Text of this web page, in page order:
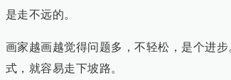
是走不远的。
画家越画越觉得问题多，不轻松，是个进
式，就容易走下坡路。